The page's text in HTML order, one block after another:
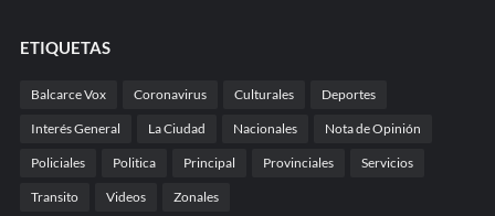
ETIQUETAS
Balcarce Vox Coronavirus Culturales Deportes
Interés General La Ciudad Nacionales Nota de Opinión
Policiales Politica Principal Provinciales Servicios
Transito Videos Zonales